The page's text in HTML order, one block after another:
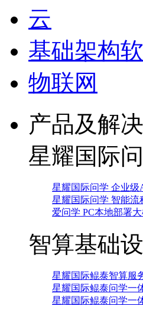
云
基础架构
物联网
产品及解
星耀国际
星耀国际问学 企业级
星耀国际问学 智能流
爱问学 PC本地部署
智算基础
星耀国际鲲泰智算服
星耀国际鲲泰问学一
星耀国际鲲泰问学一